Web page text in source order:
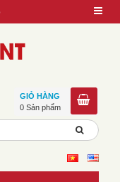
GIỎ HÀNG
0 Sản phẩm